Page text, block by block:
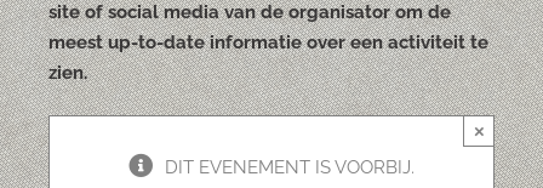
site of social media van de organisator om de
meest up-to-date informatie over een activiteit te
zien.
DIT EVENEMENT IS VOORBIJ.
×